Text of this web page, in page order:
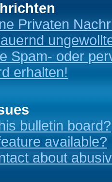
Privaten
Spam- oder
erhalten!
bulletin board?
available?
about